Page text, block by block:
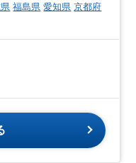
福島県 愛知県 京都府